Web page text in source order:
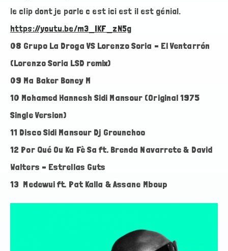
le clip dont je parle c est ici est il est génial.
https://youtu.be/m3_IKF_zN5g
08 Grupo La Droga VS Lorenzo Soria – El Ventarrón
(Lorenzo Soria LSD remix)
09 Ma Baker Boney M
10 Mohamed Hannesh Sidi Mansour (Original 1975
Single Version)
11 Disco Sidi Mansour Dj Grounchoo
12 Por Qué Ou Ka Fè Sa ft. Brenda Navarrete & David
Walters – Estrellas Guts
13 Medewui ft. Pat Kalla & Assane Mboup